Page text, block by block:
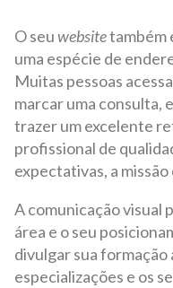
O seuwebsitetambém
uma espécie de
Muitas pessoas
marcar uma consulta,
trazer um excelente
profissional de
expectativas, a missão
A comunicação visual
área e o seu
divulgar sua formação
especializações e os